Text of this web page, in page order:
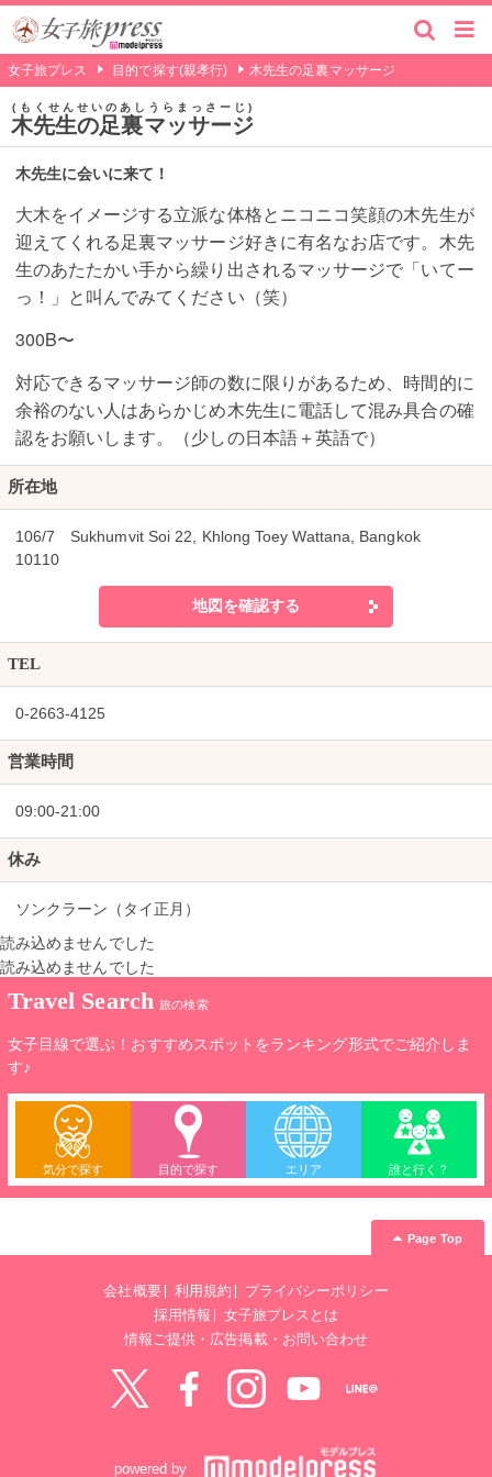
女子旅プレス 目的で探す(親孝行) 木先生の足裏マッサージ
木先生の足裏マッサージ
もくせんせいのあしうらまっさーじ
木先生に会いに来て！
大木をイメージする立派な体格とニコニコ笑顔の木先生が
迎えてくれる足裏マッサージ好きに有名なお店です。木先
生のあたたかい手から繰り出されるマッサージで「いてー
っ！」と叫んでみてください（笑）
300B〜
対応できるマッサージ師の数に限りがあるため、時間的に
余裕のない人はあらかじめ木先生に電話して混み具合の確
認をお願いします。（少しの日本語＋英語で）
所在地
106/7 Sukhumvit Soi 22, Khlong Toey Wattana, Bangkok
10110
地図を確認する
TEL
0-2663-4125
営業時間
09:00-21:00
休み
ソンクラーン（タイ正月）
読み込めませんでした
読み込めませんでした
Travel Search 旅の検索
女子目線で選ぶ！おすすめスポットをランキング形式でご紹介しま
す♪
気分で探す 目的で探す エリア 誰と行く？
Page Top
会社概要 利用規約
プライバシーポリシー
採用情報
女子旅プレスとは
情報ご提供・広告掲載・お問い合わせ
Facebook
powered by